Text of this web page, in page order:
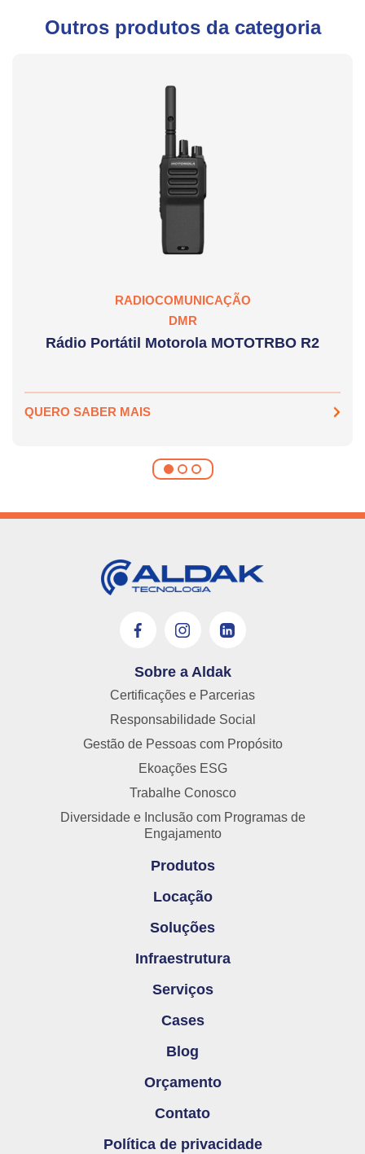
Outros produtos da categoria
RADIOCOMUNICAÇÃO
DMR
Rádio Portátil Motorola MOTOTRBO R2
QUERO SABER MAIS
Sobre a Aldak
Certificações e Parcerias
Responsabilidade Social
Gestão de Pessoas com Propósito
Ekoações ESG
Trabalhe Conosco
Diversidade e Inclusão com Programas de
Engajamento
Produtos
Locação
Soluções
Infraestrutura
Serviços
Cases
Blog
Orçamento
Contato
Política de privacidade